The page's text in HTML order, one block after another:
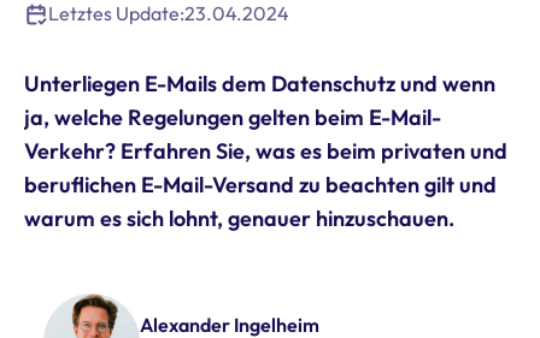
Letztes Update:23.04.2024
Unterliegen E-Mails dem Datenschutz und wenn
ja, welche Regelungen gelten beim E-Mail-
Verkehr? Erfahren Sie, was es beim privaten und
beruflichen E-Mail-Versand zu beachten gilt und
warum es sich lohnt, genauer hinzuschauen.
Alexander Ingelheim